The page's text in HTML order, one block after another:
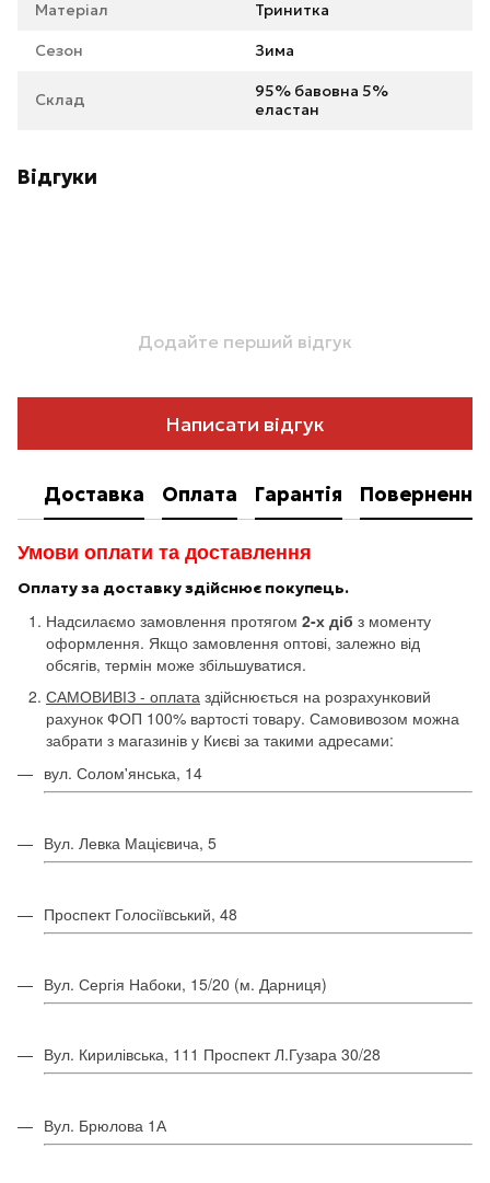
Матеріал Тринитка
Сезон Зима
Склад
95% бавовна 5%
еластан
Відгуки
Додайте перший відгук
Написати відгук
Доставка Оплата Гарантія Повернення
Умови оплати та доставлення
Оплату за доставку здійснює покупець.
Надсилаємо замовлення протягом 2-х діб з моменту
оформлення. Якщо замовлення оптові, залежно від
обсягів, термін може збільшуватися.
САМОВИВІЗ - оплата здійснюється на розрахунковий
рахунок ФОП 100% вартості товару. Самовивозом можна
забрати з магазинів у Києві за такими адресами:
вул. Солом'янська, 14
Вул. Левка Мацієвича, 5
Проспект Голосіївський, 48
Вул. Сергія Набоки, 15/20 (м. Дарниця)
Вул. Кирилівська, 111 Проспект Л.Гузара 30/28
Вул. Брюлова 1А